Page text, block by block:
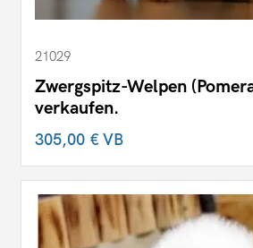
21029
Zwergspitz-Welpen
verkaufen.
305,00 €VB